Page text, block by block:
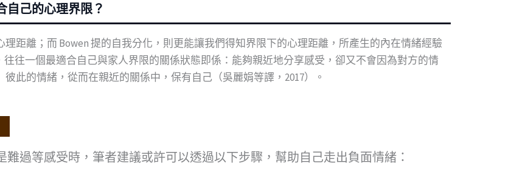
自己的心理界限？
距離；而 Bowen 提的自我分化，則更能讓我們得知界限下的心理距離，所產生的內在情緒經驗
往一個最適合自己與家人界限的關係狀態即係：能夠親近地分享感受，卻又不會因為對方的情
此的情緒，從而在親近的關係中，保有自己（吳麗娟等譯，2017）。
過等感受時，筆者建議或許可以透過以下步驟，幫助自己走出負面情緒：